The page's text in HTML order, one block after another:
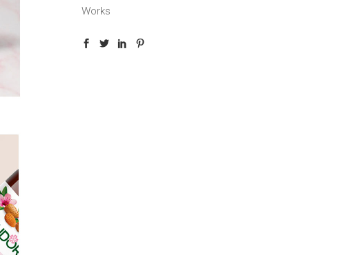
Works